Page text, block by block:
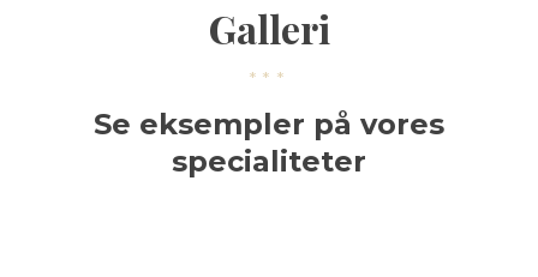
​Galleri
***​
​Se eksempler på vores
specialiteter